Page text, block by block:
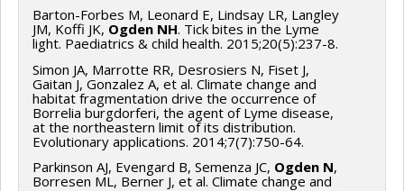
Barton-Forbes M, Leonard E, Lindsay LR, Langley
JM, Koffi JK, Ogden NH. Tick bites in the Lyme
light. Paediatrics & child health. 2015;20(5):237-8.
Simon JA, Marrotte RR, Desrosiers N, Fiset J,
Gaitan J, Gonzalez A, et al. Climate change and
habitat fragmentation drive the occurrence of
Borrelia burgdorferi, the agent of Lyme disease,
at the northeastern limit of its distribution.
Evolutionary applications. 2014;7(7):750-64.
Parkinson AJ, Evengard B, Semenza JC, Ogden N,
Borresen ML, Berner J, et al. Climate change and